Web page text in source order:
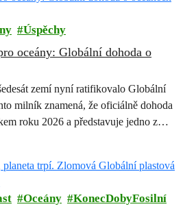
Úspěchy
oceány: Globální dohoda o
zemí nyní ratifikovalo Globální
milník znamená, že oficiálně dohoda
roku 2026 a představuje jedno z
Oceány KonecDobyFosilní